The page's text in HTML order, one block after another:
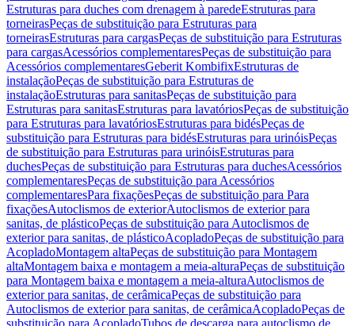
Estruturas para duches com drenagem à paredeEstruturas para
torneirasPeças de substituição para Estruturas para
torneirasEstruturas para cargasPeças de substituição para Estruturas
para cargasAcessórios complementaresPeças de substituição para
Acessórios complementaresGeberit KombifixEstruturas de
instalaçãoPeças de substituição para Estruturas de
instalaçãoEstruturas para sanitasPeças de substituição para
Estruturas para sanitasEstruturas para lavatóriosPeças de substituição
para Estruturas para lavatóriosEstruturas para bidésPeças de
substituição para Estruturas para bidésEstruturas para urinóisPeças
de substituição para Estruturas para urinóisEstruturas para
duchesPeças de substituição para Estruturas para duchesAcessórios
complementaresPeças de substituição para Acessórios
complementaresPara fixaçõesPeças de substituição para Para
fixaçõesAutoclismos de exteriorAutoclismos de exterior para
sanitas, de plásticoPeças de substituição para Autoclismos de
exterior para sanitas, de plásticoAcopladoPeças de substituição para
AcopladoMontagem altaPeças de substituição para Montagem
altaMontagem baixa e montagem a meia-alturaPeças de substituição
para Montagem baixa e montagem a meia-alturaAutoclismos de
exterior para sanitas, de cerâmicaPeças de substituição para
Autoclismos de exterior para sanitas, de cerâmicaAcopladoPeças de
substituição para AcopladoTubos de descarga para autoclismo de